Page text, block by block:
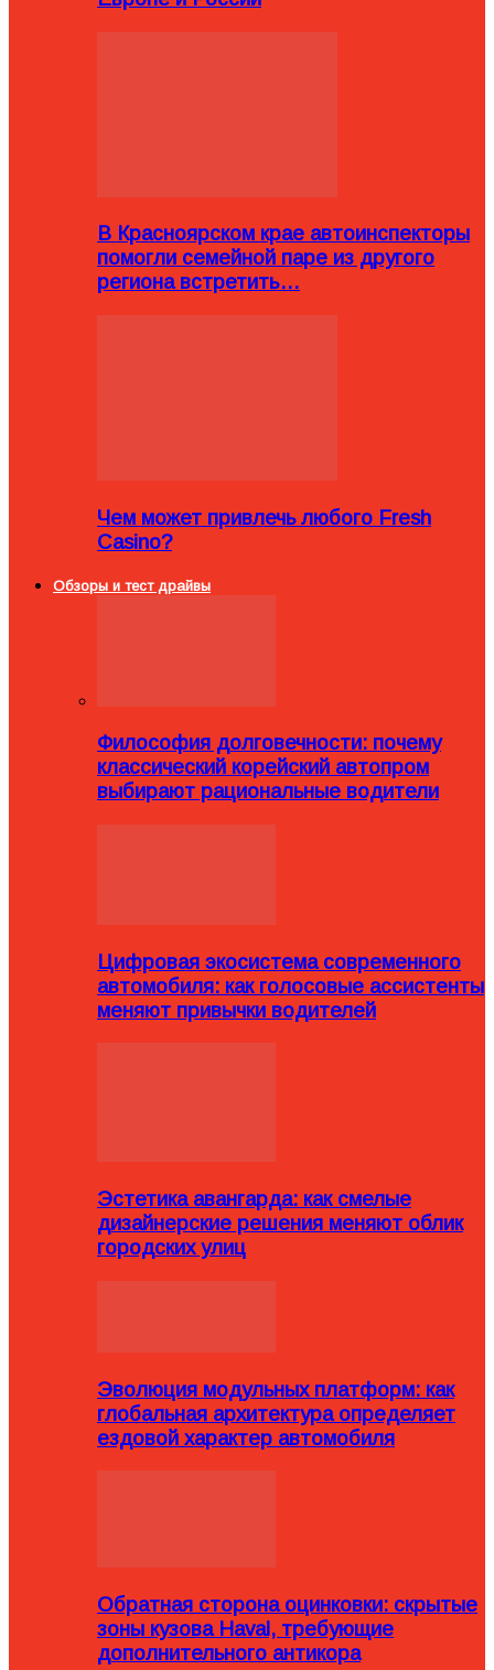
В Красноярском крае автоинспекторы
помогли семейной паре из другого
региона встретить…
Чем может привлечь любого Fresh
Casino?
Обзоры и тест драйвы
Философия долговечности: почему
классический корейский автопром
выбирают рациональные водители
Цифровая экосистема современного
автомобиля: как голосовые ассистенты
меняют привычки водителей
Эстетика авангарда: как смелые
дизайнерские решения меняют облик
городских улиц
Эволюция модульных платформ: как
глобальная архитектура определяет
ездовой характер автомобиля
Обратная сторона оцинковки: скрытые
зоны кузова Haval, требующие
дополнительного антикора